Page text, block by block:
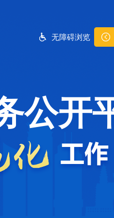
无障碍浏览
公开